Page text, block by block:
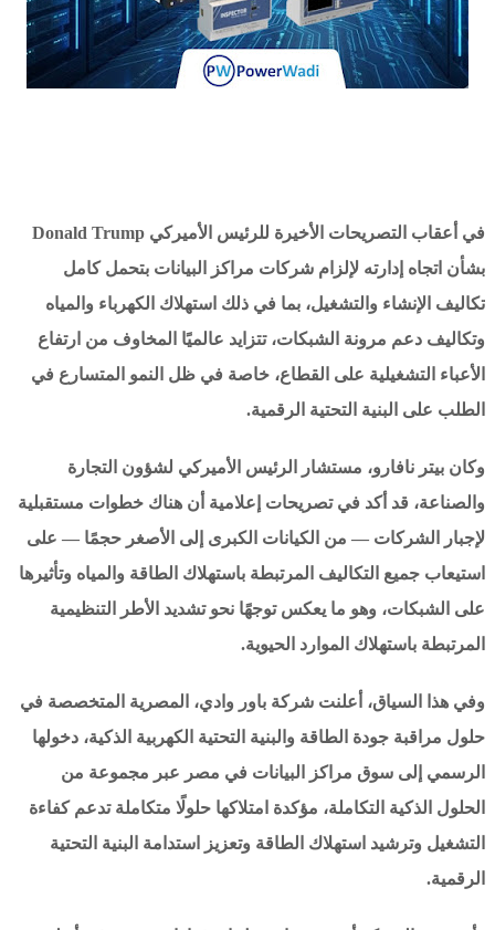
في أعقاب التصريحات الأخيرة للرئيس الأميركي Donald Trump
بشأن اتجاه إدارته لإلزام شركات مراكز البيانات بتحمل كامل
تكاليف الإنشاء والتشغيل، بما في ذلك استهلاك الكهرباء والمياه
وتكاليف دعم مرونة الشبكات، تتزايد عالميًا المخاوف من ارتفاع
الأعباء التشغيلية على القطاع، خاصة في ظل النمو المتسارع في
الطلب على البنية التحتية الرقمية.
وكان بيتر نافارو، مستشار الرئيس الأميركي لشؤون التجارة
والصناعة، قد أكد في تصريحات إعلامية أن هناك خطوات مستقبلية
لإجبار الشركات — من الكيانات الكبرى إلى الأصغر حجمًا — على
استيعاب جميع التكاليف المرتبطة باستهلاك الطاقة والمياه وتأثيرها
على الشبكات، وهو ما يعكس توجهًا نحو تشديد الأطر التنظيمية
المرتبطة باستهلاك الموارد الحيوية.
وفي هذا السياق، أعلنت شركة باور وادي، المصرية المتخصصة في
حلول مراقبة جودة الطاقة والبنية التحتية الكهربية الذكية، دخولها
الرسمي إلى سوق مراكز البيانات في مصر عبر مجموعة من
الحلول الذكية التكاملة، مؤكدة امتلاكها حلولًا متكاملة تدعم كفاءة
التشغيل وترشيد استهلاك الطاقة وتعزيز استدامة البنية التحتية
الرقمية.